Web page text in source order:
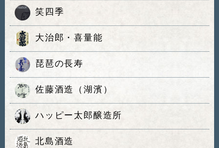
笑四季
大治郎・喜量能
琵琶の長寿
佐藤酒造（湖濱）
ハッピー太郎醸造所
北島酒造